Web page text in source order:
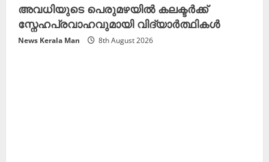
അവധിയുടെ പെരുമഴയിൽ കലക്ടർക്ക്
സ്നേഹപ്രവാഹവുമായി വിദ്യാർത്ഥികൾ
News Kerala Man 8th August 2026